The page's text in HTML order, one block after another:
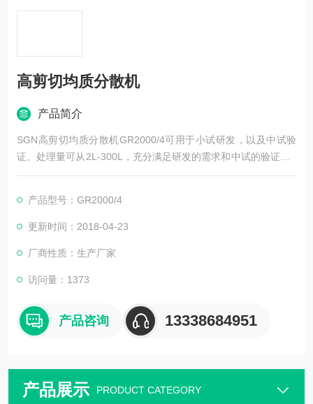
高剪切均质分散机
产品简介
SGN高剪切均质分散机GR2000/4可用于小试研发，以及中试验
证。处理量可从2L-300L，充分满足研发的需求和中试的验证。S
GN乳化机设备都是线性放大，小试设备和工业化设备效果*，小
研究院从事研发研究，都在用SGN的小型乳化机，直接可以放在
实验台上操作，简单高效。
产品型号：GR2000/4
更新时间：2018-04-23
厂商性质：生产厂家
访问量：1373
产品咨询 13338684951
产品展示 PRODUCT CATEGORY